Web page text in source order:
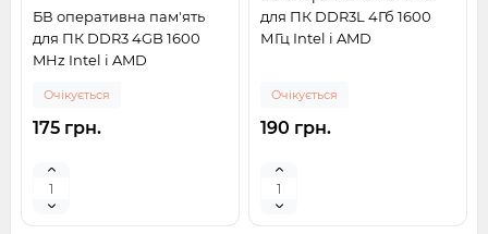
БВ оперативна пам'ять
для ПК DDR3 4GB 1600
MHz Intel і AMD
Очікується
175 грн.
для ПК DDR3L 4Гб 1600
МГц Intel і AMD
Очікується
190 грн.